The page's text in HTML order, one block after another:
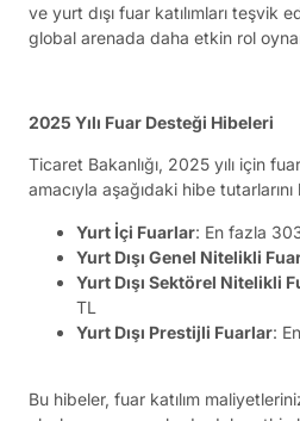
ve yurt dışı fuar katılımları teşvik
global arenada daha etkin rol
2025 Yılı Fuar Desteği Hibeleri
Ticaret Bakanlığı, 2025 yılı için
amacıyla aşağıdaki hibe
Yurt İçi Fuarlar: En fazla
Yurt Dışı Genel Nitelikli
Yurt Dışı Sektörel Nitelikli
TL
Yurt Dışı Prestijli Fuarlar:
Bu hibeler, fuar katılım